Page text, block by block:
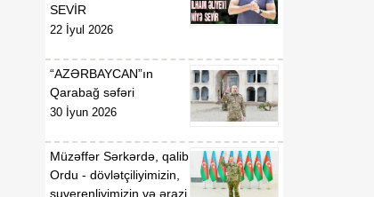
SEVİR
22 İyul 2026
“AZƏRBAYCAN”ın
Qarabağ səfəri
30 İyun 2026
Müzəffər Sərkərdə, qalib
Ordu - dövlətçiliyimizin,
suverenliyimizin və ərazi